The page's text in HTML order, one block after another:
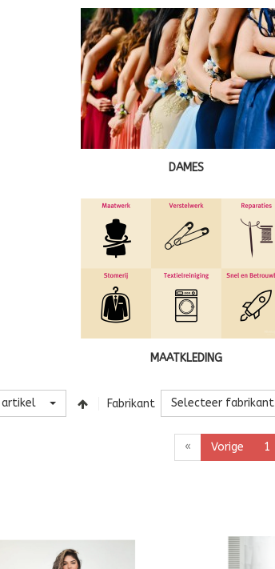
DAMES
MAATKLEDING
artikel Fabrikant Selecteer fabrikant
« Vorige 1